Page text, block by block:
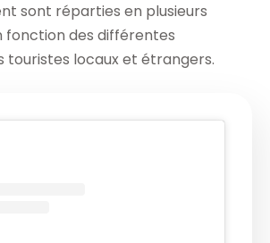
sont réparties en plusieurs
fonction des différentes
touristes locaux et étrangers.